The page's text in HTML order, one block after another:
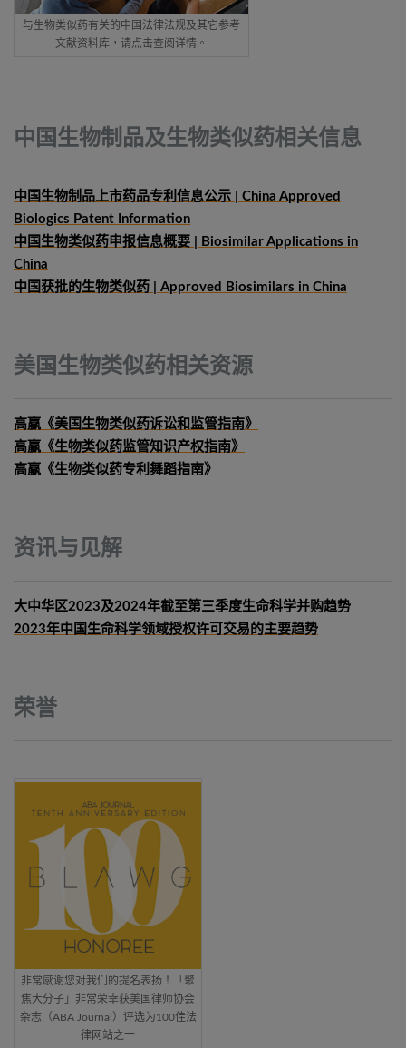
与生物类似药有关的中国法律法规及其它参考
文献资料库，请点击查阅详情。
中国生物制品及生物类似药相关信息
中国生物制品上市药品专利信息公示 | China Approved
Biologics Patent Information
中国生物类似药申报信息概要 | Biosimilar Applications in
China
中国获批的生物类似药 | Approved Biosimilars in China
美国生物类似药相关资源
高赢《美国生物类似药诉讼和监管指南》
高赢《生物类似药监管知识产权指南》
高赢《生物类似药专利舞蹈指南》
资讯与见解
大中华区2023及2024年截至第三季度生命科学并购趋势
2023年中国生命科学领域授权许可交易的主要趋势
荣誉
非常感谢您对我们的提名表扬！「聚
焦大分子」非常荣幸获美国律师协会
杂志（ABA Journal）评选为100佳法
律网站之一